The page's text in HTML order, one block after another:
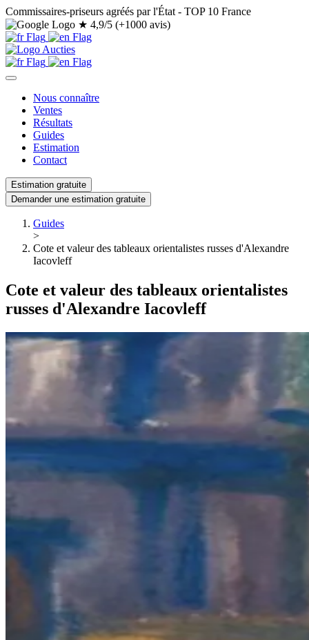
Commissaires-priseurs agréés par l'État - TOP 10 France
★ 4,9/5 (+1000 avis)
Nous connaître
Ventes
Résultats
Guides
Estimation
Contact
Estimation gratuite
Demander une estimation gratuite
Guides
>
Cote et valeur des tableaux orientalistes russes d'Alexandre
Iacovleff
Cote et valeur des tableaux orientalistes
russes d'Alexandre Iacovleff